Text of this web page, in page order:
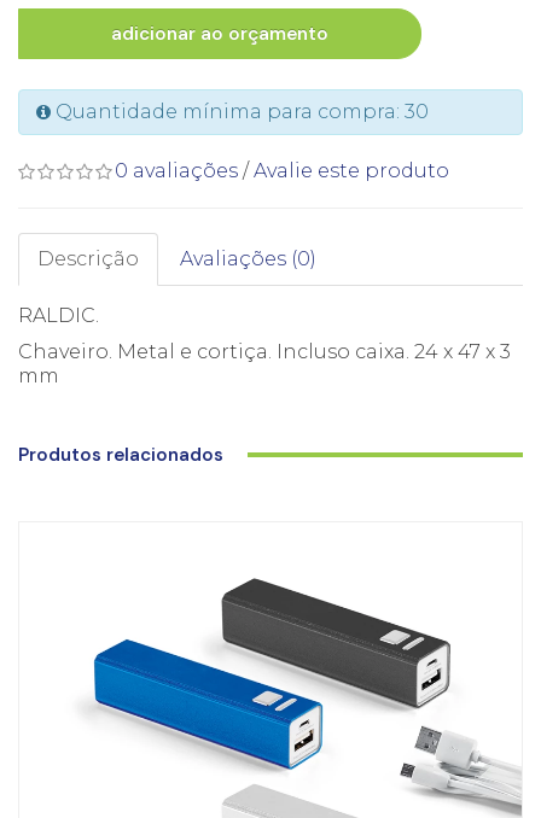
adicionar ao orçamento
Quantidade mínima para compra: 30
0 avaliações /Avalie este produto
Descrição Avaliações (0)
RALDIC.
Chaveiro. Metal e cortiça. Incluso caixa. 24 x 47 x 3
mm
Produtos relacionados